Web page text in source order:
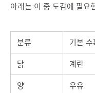
아래는 이 중 도감에 필요
분류 기본 수
닭
계란
양
우유